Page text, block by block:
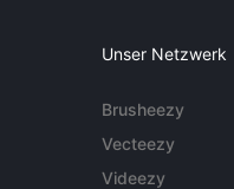
Unser Netzwerk
Brusheezy
Vecteezy
Videezy